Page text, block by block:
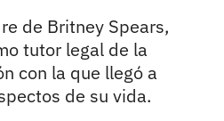
de Britney Spears,
tutor legal de la
con la que llegó a
de su vida.